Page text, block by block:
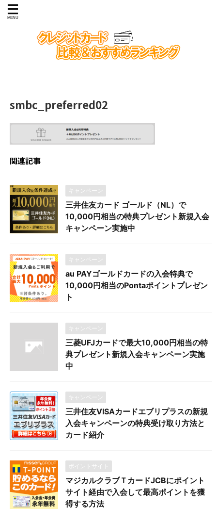
smbc_preferred02
関連記事
キャンペーン
三井住友カード ゴールド（NL）で
10,000円相当の特典プレゼント新規入会
キャンペーン実施中
キャンペーン
au PAYゴールドカードの入会特典で
10,000円相当のPontaポイントプレゼン
ト
キャンペーン
三菱UFJカードで最大10,000円相当の特
典プレゼント新規入会キャンペーン実施
中
キャンペーン
三井住友VISAカードエブリプラスの新規
入会キャンペーンの特典受け取り方法と
カード紹介
ポイントサイト
マジカルクラブＴカードJCBにポイント
サイト経由で入会して最高ポイントを獲
得する方法